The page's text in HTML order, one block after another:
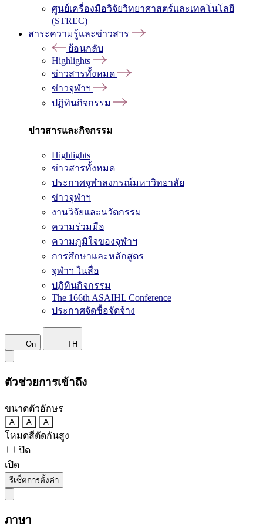
ศูนย์เครื่องมือวิจัยวิทยาศาสตร์และเทคโนโลยี
(STREC)
สาระความรู้และข่าวสาร
ย้อนกลับ
Highlights
ข่าวสารทั้งหมด
ข่าวจุฬาฯ
ปฏิทินกิจกรรม
ข่าวสารและกิจกรรม
Highlights
ข่าวสารทั้งหมด
ประกาศจุฬาลงกรณ์มหาวิทยาลัย
ข่าวจุฬาฯ
งานวิจัยและนวัตกรรม
ความร่วมมือ
ความภูมิใจของจุฬาฯ
การศึกษาและหลักสูตร
จุฬาฯ ในสื่อ
ปฏิทินกิจกรรม
The 166th ASAIHL Conference
ประกาศจัดซื้อจัดจ้าง
On TH
ตัวช่วยการเข้าถึง
ขนาดตัวอักษร
A A A
โหมดสีตัดกันสูง
ปิด
เปิด
รีเซ็ตการตั้งค่า
ภาษา